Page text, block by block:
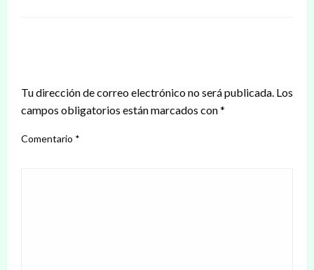
Tu dirección de correo electrónico no será publicada. Los
campos obligatorios están marcados con*
Comentario *